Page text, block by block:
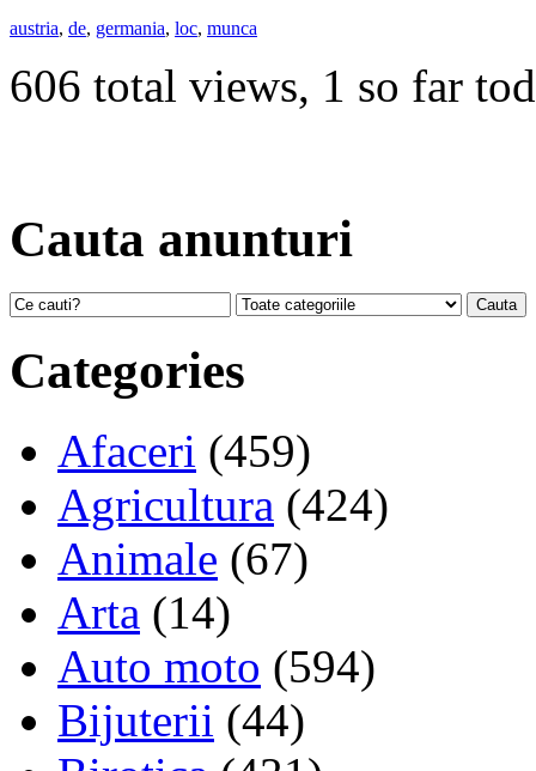
austria, de, germania, loc, munca
606 total views, 1 so far
Cauta anunturi
Categories
Afaceri (459)
Agricultura (424)
Animale (67)
Arta (14)
Auto moto (594)
Bijuterii (44)